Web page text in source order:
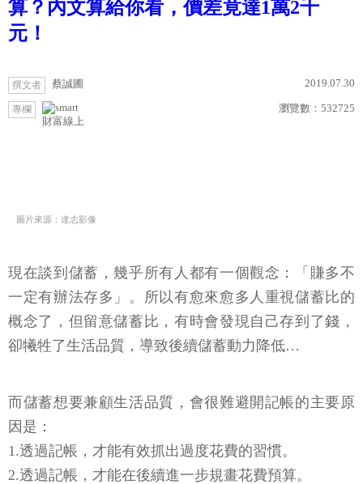
算？內文算給你看，價差竟達1萬2千
元！
撰文者 蔡誠圃 2019.07.30
專欄
財富線上
瀏覽數： 532725
圖片來源：達志影像
現在談到儲蓄，幾乎所有人都有一個觀念：「賺多不
一定有辦法存多」。所以有愈來愈多人重視儲蓄比的
概念了，但留意儲蓄比，有時會發現自己存到了錢，
卻犧牲了生活品質，導致後續儲蓄動力降低…
而儲蓄想要兼顧生活品質，會很難避開記帳的主要原
因是：
1.透過記帳，才能有效抓出過度花費的習慣。
2.透過記帳，才能在後續進一步規畫花費預算。